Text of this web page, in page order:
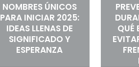
NOMBRES ÚNICOS
PARA INICIAR 2025:
IDEAS LLENAS DE
SIGNIFICADO Y
ESPERANZA
QUÉ